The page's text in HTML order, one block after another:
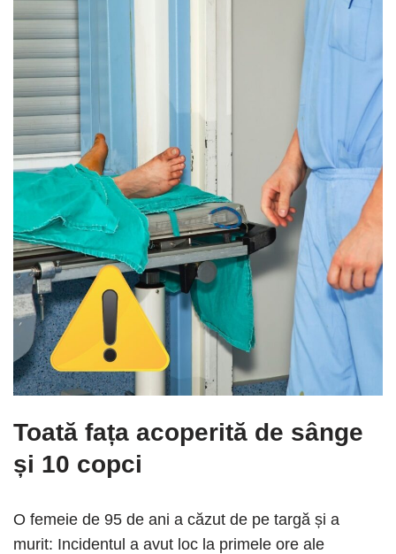
Toată fața acoperită de sânge
și 10 copci
O femeie de 95 de ani a căzut de pe targă și a
murit: Incidentul a avut loc la primele ore ale